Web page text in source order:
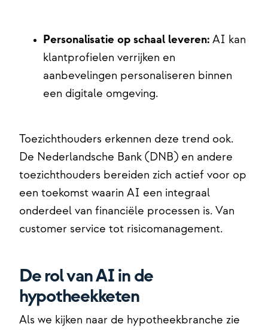
Personalisatie op schaal leveren: AI kan
klantprofielen verrijken en
aanbevelingen personaliseren binnen
een digitale omgeving.
Toezichthouders erkennen deze trend ook.
De Nederlandsche Bank (DNB) en andere
toezichthouders bereiden zich actief voor op
een toekomst waarin AI een integraal
onderdeel van financiële processen is. Van
customer service tot risicomanagement.
De rol van AI in de
hypotheekketen
Als we kijken naar de hypotheekbranche zie